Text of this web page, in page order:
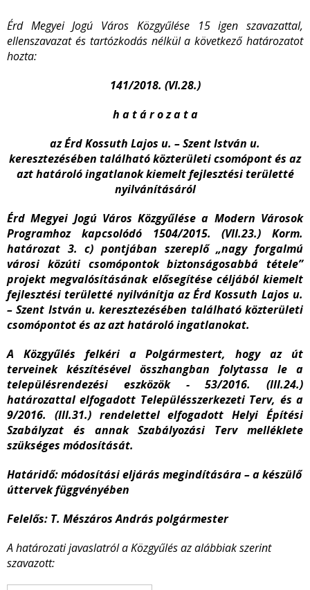
Érd Megyei Jogú Város Közgyűlése 15 igen szavazattal,
ellenszavazat és tartózkodás nélkül a következő határozatot
hozta:
141/2018. (VI.28.)
h a t á r o z a t a
az Érd Kossuth Lajos u. – Szent István u.
keresztezésében található közterületi csomópont és az
azt határoló ingatlanok kiemelt fejlesztési területté
nyilvánításáról
Érd Megyei Jogú Város Közgyűlése a Modern Városok
Programhoz kapcsolódó 1504/2015. (VII.23.) Korm.
határozat 3. c) pontjában szereplő „nagy forgalmú
városi közúti csomópontok biztonságosabbá tétele”
projekt megvalósításának elősegítése céljából kiemelt
fejlesztési területté nyilvánítja az Érd Kossuth Lajos u.
– Szent István u. keresztezésében található közterületi
csomópontot és az azt határoló ingatlanokat.
A Közgyűlés felkéri a Polgármestert, hogy az út
terveinek készítésével összhangban folytassa le a
településrendezési eszközök - 53/2016. (III.24.)
határozattal elfogadott Településszerkezeti Terv, és a
9/2016. (III.31.) rendelettel elfogadott Helyi Építési
Szabályzat és annak Szabályozási Terv melléklete
szükséges módosítását.
Határidő: módosítási eljárás megindítására – a készülő
úttervek függvényében
Felelős: T. Mészáros András polgármester
A határozati javaslatról a Közgyűlés az alábbiak szerint
szavazott: